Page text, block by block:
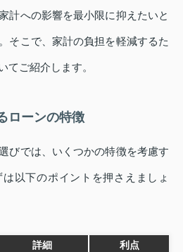
計への影響を最小限に抑えたいと
そこで、家計の負担を軽減するた
てご紹介します。
ローンの特徴
びでは、いくつかの特徴を考慮す
以下のポイントを押さえましょ
詳細 利点